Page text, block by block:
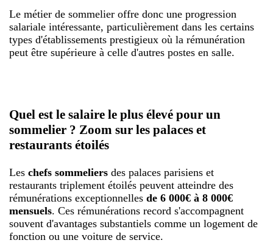
Le métier de sommelier offre donc une progression
salariale intéressante, particulièrement dans les certains
types d'établissements prestigieux où la rémunération
peut être supérieure à celle d'autres postes en salle.
Quel est le salaire le plus élevé pour un
sommelier ? Zoom sur les palaces et
restaurants étoilés
Les chefs sommeliers des palaces parisiens et
restaurants triplement étoilés peuvent atteindre des
rémunérations exceptionnelles de 6 000€ à 8 000€
mensuels. Ces rémunérations record s'accompagnent
souvent d'avantages substantiels comme un logement de
fonction ou une voiture de service.